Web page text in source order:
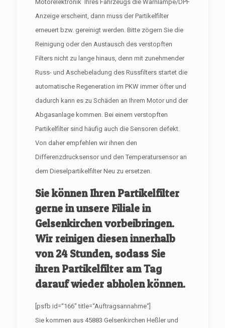
Motorelektronik Ihres Fahrzeugs die Warnlampe/DPF
Anzeige erscheint, dann muss der Partikelfilter
erneuert bzw. gereinigt werden. Bitte zögern Sie die
Reinigung oder den Austausch des verstopften
Filters nicht zu lange hinaus, denn mit zunehmender
Russ- und Aschebeladung des Russfilters startet die
automatische Regeneration im PKW immer öfter und
dadurch kann es zu Schäden an Ihrem Motor und der
Abgasanlage kommen. Bei einem verstopften
Partikelfilter sind häufig auch die Sensoren defekt.
Von daher empfehlen wir ihnen den
Differenzdrucksensor und den Temperatursensor an
dem Dieselpartikelfilter Neu zu ersetzen.
Sie können Ihren Partikelfilter
gerne in unsere Filiale in
Gelsenkirchen vorbeibringen.
Wir reinigen diesen innerhalb
von 24 Stunden, sodass Sie
ihren Partikelfilter am Tag
darauf wieder abholen können.
[psfb id=“166″ title=“Auftragsannahme“]
Sie kommen aus 45883 Gelsenkirchen Heßler und